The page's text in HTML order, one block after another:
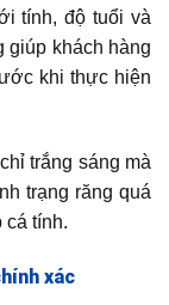
tính, độ tuổi và
giúp khách hàng
khi thực hiện
trắng sáng mà
trạng răng quá
cá tính.
xác